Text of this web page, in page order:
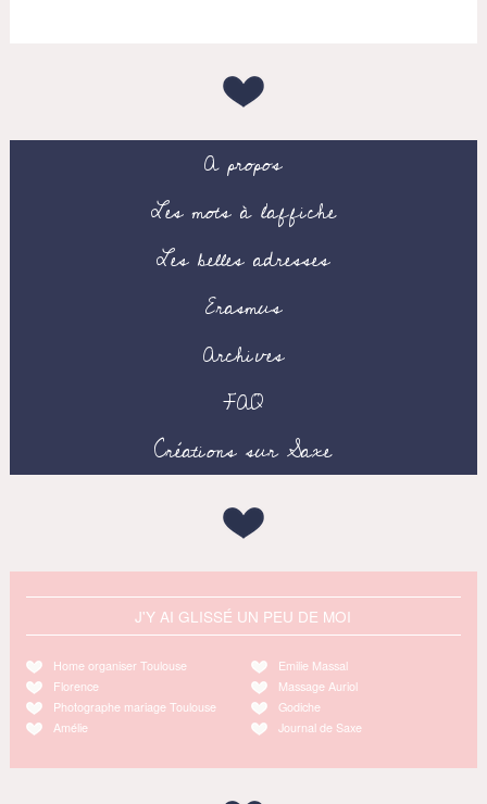
A propos
Les mots à l’affiche
Les belles adresses
Erasmus
Archives
FAQ
Créations sur Saxe
J'Y AI GLISSÉ UN PEU DE MOI
Home organiser Toulouse
Florence
Photographe mariage Toulouse
Amélie
Emilie Massal
Massage Auriol
Godiche
Journal de Saxe